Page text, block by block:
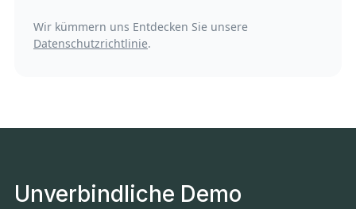
Wir kümmern uns Entdecken Sie unsere
Datenschutzrichtlinie.
Unverbindliche Demo